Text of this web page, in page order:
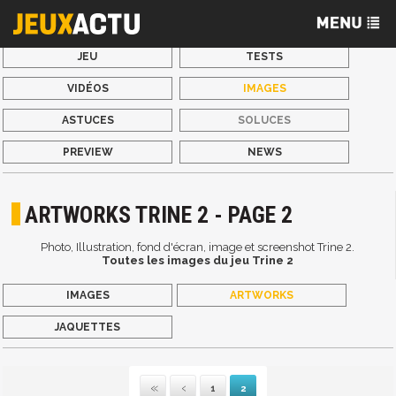
JEU TESTS
VIDÉOS IMAGES
ASTUCES SOLUCES
PREVIEW NEWS
ARTWORKS TRINE 2 - PAGE 2
Photo, Illustration, fond d'écran, image et screenshot Trine 2.
Toutes les images du jeu Trine 2
IMAGES ARTWORKS
JAQUETTES
Première
Précédente
1 2